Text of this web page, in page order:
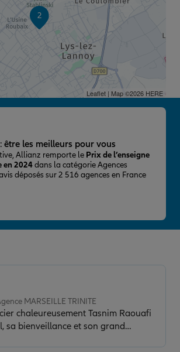
2
Leaflet| Map ©2026 HERE
être les meilleurs pour vous
Allianz remporte le Prix de l’enseigne
en 2024dans la catégorie Agences
déposés sur 2 516 agences en France
MARSEILLE TRINITE
chaleureusement Tasnim Raouafi
sa bienveillance et son grand